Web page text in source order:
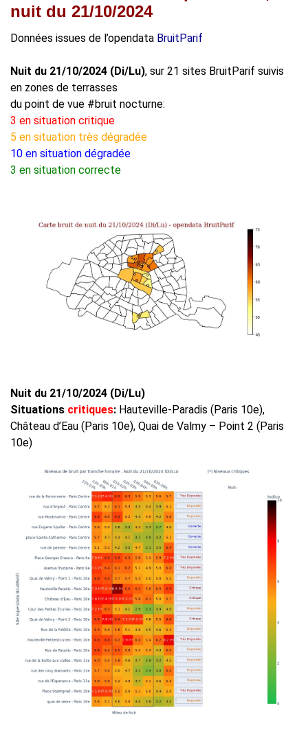
nuit du 21/10/2024
Données issues de l’opendata BruitParif
Nuit du 21/10/2024 (Di/Lu), sur 21 sites BruitParif suivis
en zones de terrasses
du point de vue #bruit nocturne:
3 en situation critique
5 en situation très dégradée
10 en situation dégradée
3 en situation correcte
Nuit du 21/10/2024 (Di/Lu)
Situations critiques: Hauteville-Paradis (Paris 10e),
Château d’Eau (Paris 10e), Quai de Valmy – Point 2 (Paris
10e)